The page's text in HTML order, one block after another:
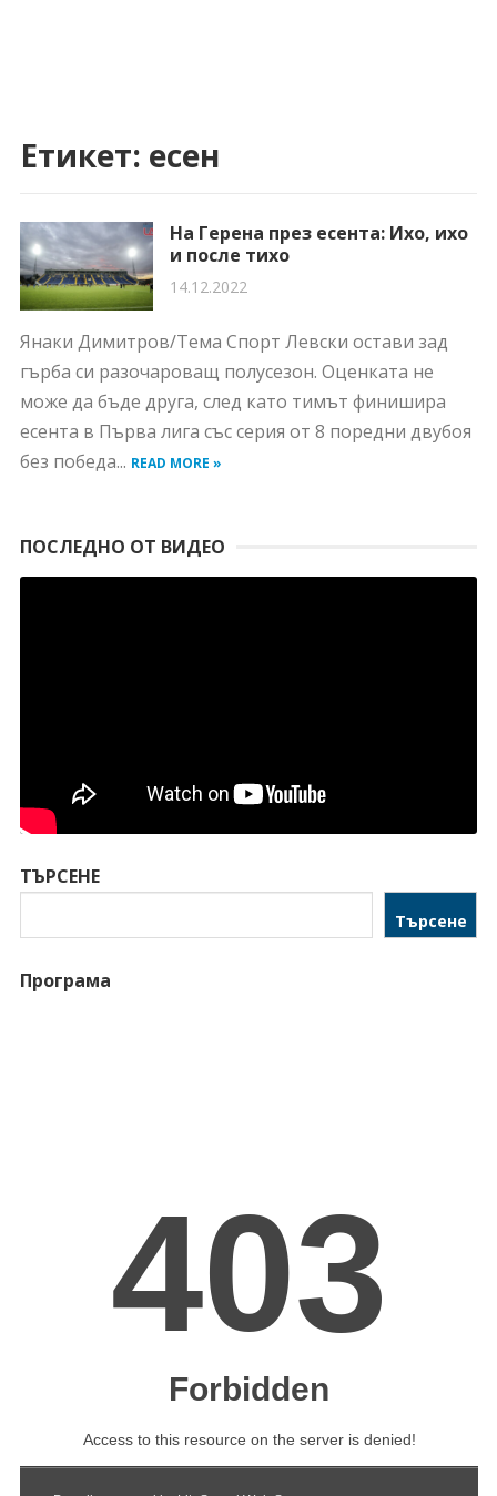
Етикет: есен
На Герена през есента: Ихо, ихо
и после тихо
14.12.2022
Янаки Димитров/Тема Спорт Левски остави зад
гърба си разочароващ полусезон. Оценката не
може да бъде друга, след като тимът финишира
есента в Първа лига със серия от 8 поредни двубоя
без победа... READ MORE »
ПОСЛЕДНО ОТ ВИДЕО
ТЪРСЕНЕ
Търсене
Програма